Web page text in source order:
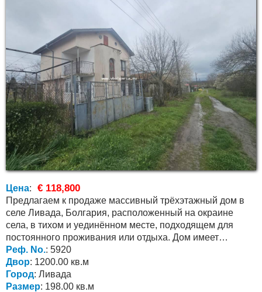
Цена: € 118,800
Предлагаем к продаже массивный трёхэтажный дом в
селе Ливада, Болгария, расположенный на окраине
села, в тихом и уединённом месте, подходящем для
постоянного проживания или отдыха. Дом имеет
площадь...
Реф. No.: 5920
Двор: 1200.00 кв.м
Город: Ливада
Размер: 198.00 кв.м